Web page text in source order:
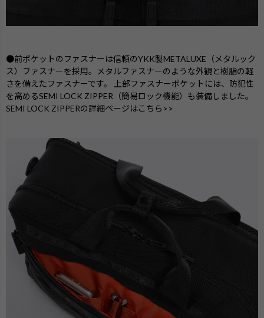
●前ポケットのファスナーは信頼のYKK製METALUXE（メタルック
ス）ファスナーを採用。メタルファスナーのような外観と樹脂の軽
さを備えたファスナーです。 上部ファスナーポケットには、防犯性
を高めるSEMI LOCK ZIPPER（簡易ロック機能）も装備しました。
SEMI LOCK ZIPPERの詳細ページはこちら>>